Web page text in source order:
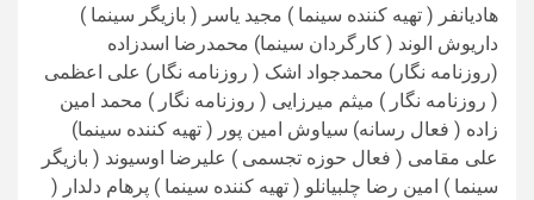
هادیانفر ( تهیه کننده سینما ) مجید یاسر ( بازیگر سینما )
داریوش الوند ( کارگردان سینما) محمدرضا اسدزاده
(روزنامه نگار) محمدجواد اشک ( روزنامه نگار) علی اعظمی
( روزنامه نگار ) میثم میرزایی ( روزنامه نگار ) محمد امین
زاده ( فعال رسانه) سیاوش امین پور ( تهیه کننده سینما)
علی مقامی ( فعال حوزه تجسمی ) علیرضا اوسیوند ( بازیگر
سینما ) امین رضا چلبیانلو ( تهیه کننده سینما ) پرهام دلدار (